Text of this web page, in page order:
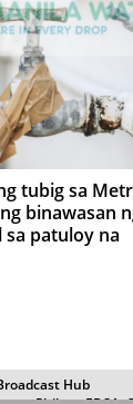
tubig sa
binawasan
sa patuloy na
Hub